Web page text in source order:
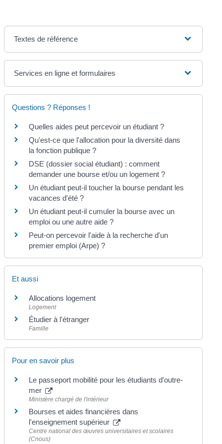
Textes de référence
Services en ligne et formulaires
Questions ? Réponses !
Quelles aides peut percevoir un étudiant ?
Qu'est-ce que l'allocation pour la diversité dans
la fonction publique ?
DSE (dossier social étudiant) : comment
demander une bourse et/ou un logement ?
Un étudiant peut-il toucher la bourse pendant les
vacances d'été ?
Un étudiant peut-il cumuler la bourse avec un
emploi ou une autre aide ?
Peut-on percevoir l'aide à la recherche d'un
premier emploi (Arpe) ?
Et aussi
Allocations logement
Logement
Étudier à l'étranger
Famille
Pour en savoir plus
Le passeport mobilité pour les étudiants d'outre-
mer
Ministère chargé de l'intérieur
Bourses et aides financières dans
l'enseignement supérieur
Centre national des œuvres universitaires et scolaires
(Cnous)